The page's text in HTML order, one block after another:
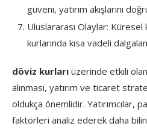
güveni, yatırım akışlarını
Uluslararası Olaylar:
kurlarında kısa vadeli
döviz kurları üzerinde etkili
alınması, yatırım ve ticaret
oldukça önemlidir. Yatırımcılar,
faktörleri analiz ederek daha